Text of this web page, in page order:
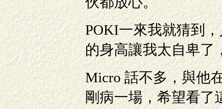
POKI一來我就猜到
的身高讓我太自卑了
Micro 話不多，與他
剛病一場，希望看了